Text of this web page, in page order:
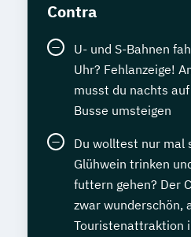
Contra
U- und S-Bahnen
Uhr? Fehlanzeige!
musst du nachts
Busse umsteigen
Du wolltest nur mal
Glühwein trinken
futtern gehen? Der
zwar wunderschön,
Touristenattraktion